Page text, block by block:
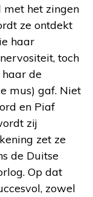
het zingen
ze ontdekt
haar
toch
haar de
mus) gaf. Niet
en Piaf
zij
zet ze
de Duitse
Op dat
zowel